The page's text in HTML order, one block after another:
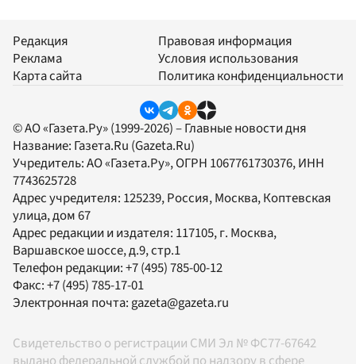
Редакция
Реклама
Карта сайта
Правовая информация
Условия использования
Политика конфиденциальности
© АО «Газета.Ру» (1999-2026) – Главные новости дня
Название: Газета.Ru (Gazeta.Ru)
Учредитель:АО «Газета.Ру», ОГРН 1067761730376, ИНН
7743625728
Адрес учредителя: 125239, Россия, Москва, Коптевская
улица, дом 67
Адрес редакции и издателя: 117105, г. Москва,
Варшавское шоссе, д.9, стр.1
Телефон редакции:+7 (495) 785-00-12
Факс:+7 (495) 785-17-01
Электронная почта:gazeta@gazeta.ru
Свидетельство о регистрации СМИ Эл № ФС77-67642